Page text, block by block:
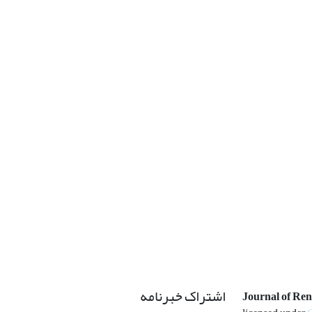
Journal of اشتراک خبرنامه